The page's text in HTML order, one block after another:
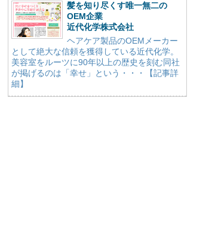
髪を知り尽くす唯一無二の
OEM企業
近代化学株式会社
ヘアケア製品のOEMメーカー
として絶大な信頼を獲得している近代化学。
美容室をルーツに90年以上の歴史を刻む同社
が掲げるのは「幸せ」という・・・【記事詳
細】